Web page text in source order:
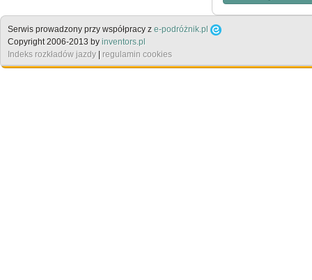
Serwis prowadzony przy współpracy z e-podróżnik.pl
Copyright 2006-2013 by inventors.pl
Indeks rozkładów jazdy | regulamin cookies